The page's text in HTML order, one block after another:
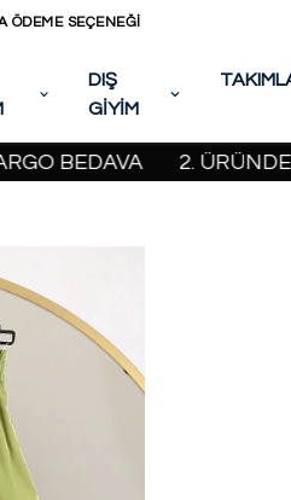
ÖDEME SEÇENEĞİ
DIŞ
GİYİM
2. ÜRÜNDE %20